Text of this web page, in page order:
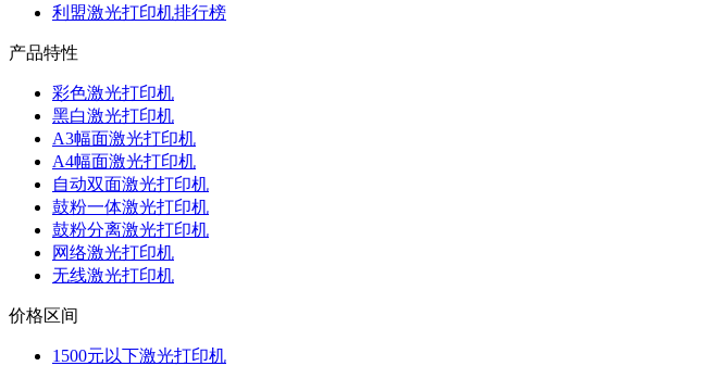
利盟激光打印机排行榜
产品特性
彩色激光打印机
黑白激光打印机
A3幅面激光打印机
A4幅面激光打印机
自动双面激光打印机
鼓粉一体激光打印机
鼓粉分离激光打印机
网络激光打印机
无线激光打印机
价格区间
1500元以下激光打印机